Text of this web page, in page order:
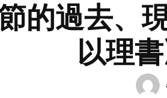
的過去、
以理